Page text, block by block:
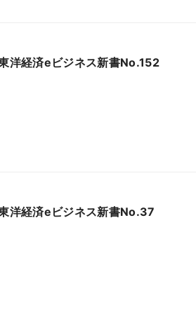
洋経済eビジネス新書No.152
洋経済eビジネス新書No.37